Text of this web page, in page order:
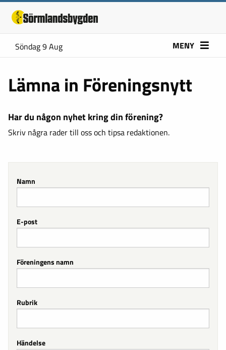
Söndag 9 Aug MENY
Lämna in Föreningsnytt
Har du någon nyhet kring din förening?
Skriv några rader till oss och tipsa redaktionen.
Namn
E-post
Föreningens namn
Rubrik
Händelse